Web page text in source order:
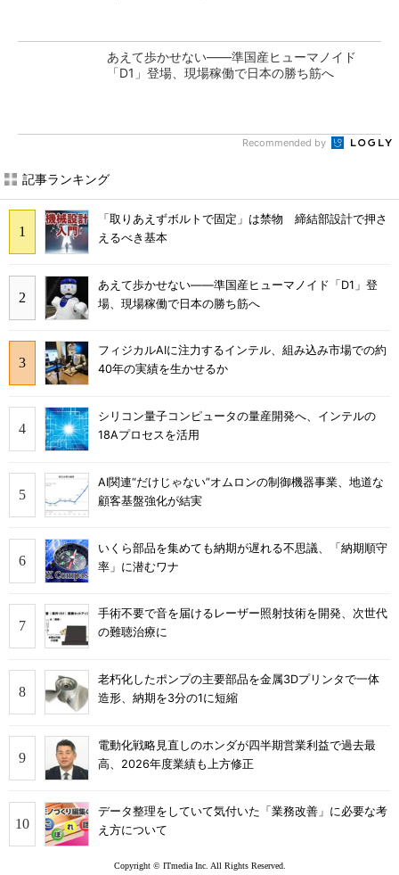
あえて歩かせない――準国産ヒューマノイド
「D1」登場、現場稼働で日本の勝ち筋へ
Recommended by
記事ランキング
「取りあえずボルトで固定」は禁物 締結部設計で押さ
えるべき基本
あえて歩かせない――準国産ヒューマノイド「D1」登
場、現場稼働で日本の勝ち筋へ
フィジカルAIに注力するインテル、組み込み市場での約
40年の実績を生かせるか
シリコン量子コンピュータの量産開発へ、インテルの
18Aプロセスを活用
AI関連“だけじゃない”オムロンの制御機器事業、地道な
顧客基盤強化が結実
いくら部品を集めても納期が遅れる不思議、「納期順守
率」に潜むワナ
手術不要で音を届けるレーザー照射技術を開発、次世代
の難聴治療に
老朽化したポンプの主要部品を金属3Dプリンタで一体
造形、納期を3分の1に短縮
電動化戦略見直しのホンダが四半期営業利益で過去最
高、2026年度業績も上方修正
データ整理をしていて気付いた「業務改善」に必要な考
え方について
Copyright © ITmedia Inc. All Rights Reserved.